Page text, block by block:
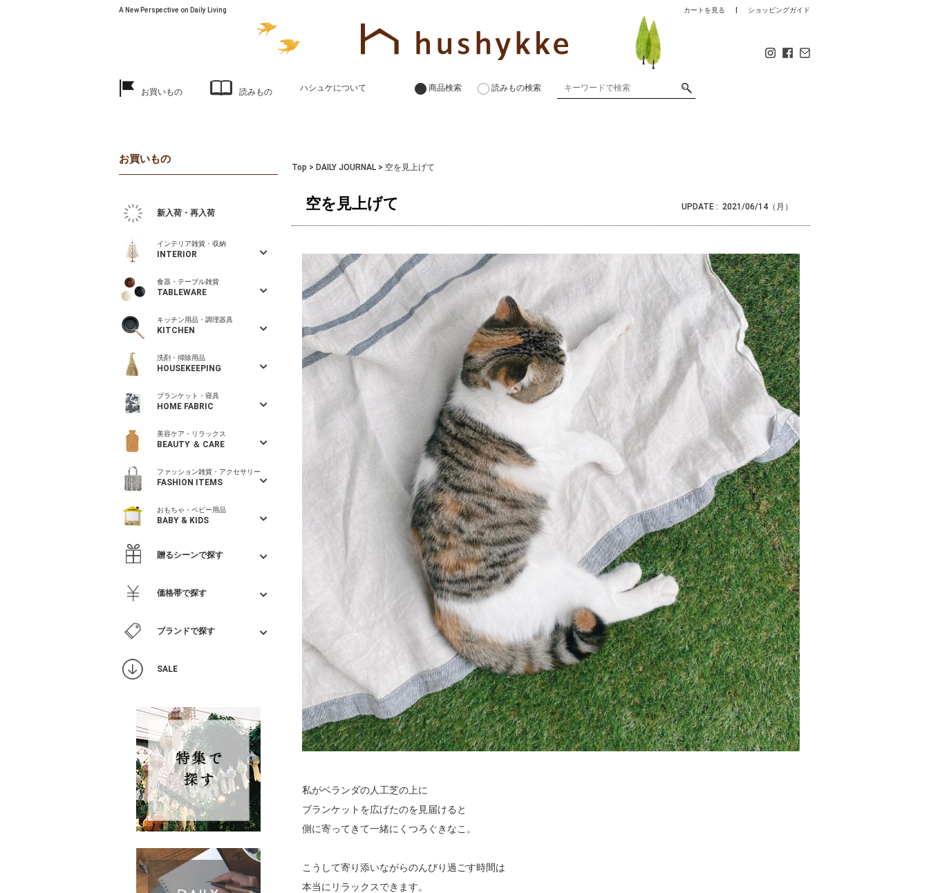
A New Perspective on Daily Living カートを見る ショッピングガイド
お買いもの 読みもの ハシュケについて 商品検索 読みもの検索
Top > DAILY JOURNAL > 空を見上げて
空を見上げて UPDATE : 2021/06/14（月）
私がベランダの人工芝の上に
ブランケットを広げたのを見届けると
側に寄ってきて一緒にくつろぐきなこ。
こうして寄り添いながらのんびり過ごす時間は
本当にリラックスできます。
お買いもの
新入荷・再入荷
インテリア雑貨・収納
INTERIOR
食器・テーブル雑貨
TABLEWARE
キッチン用品・調理器具
KITCHEN
洗剤・掃除用品
HOUSEKEEPING
ブランケット・寝具
HOME FABRIC
美容ケア・リラックス
BEAUTY ＆ CARE
ファッション雑貨・アクセサリー
FASHION ITEMS
おもちゃ・ベビー用品
BABY & KIDS
贈るシーンで探す
価格帯で探す
ブランドで探す
SALE